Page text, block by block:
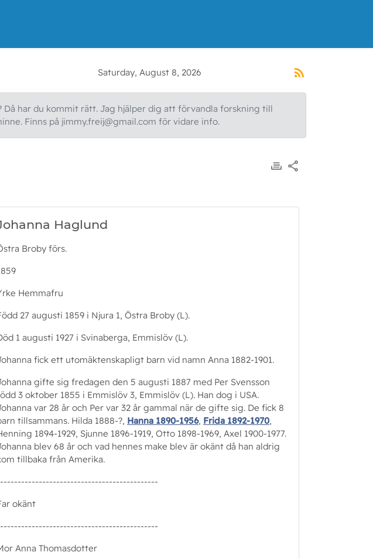
Saturday, August 8, 2026
har du kommit rätt. Jag hjälper dig att förvandla forskning till
Finns på jimmy.freij@gmail.com för vidare info.
Haglund
Broby förs.
Hemmafru
27 augusti 1859 i Njura 1, Östra Broby (L).
1 augusti 1927 i Svinaberga, Emmislöv (L).
fick ett utomäktenskapligt barn vid namn Anna 1882-1901.
gifte sig fredagen den 5 augusti 1887 med Per Svensson
3 oktober 1855 i Emmislöv 3, Emmislöv (L). Han dog i USA.
var 28 år och Per var 32 år gammal när de gifte sig. De fick 8
tillsammans. Hilda 1888-?, Hanna 1890-1956, Frida 1892-1970,
1894-1929, Sjunne 1896-1919, Otto 1898-1969, Axel 1900-1977.
blev 68 år och vad hennes make blev är okänt då han aldrig
tillbaka från Amerika.
okänt
Anna Thomasdotter